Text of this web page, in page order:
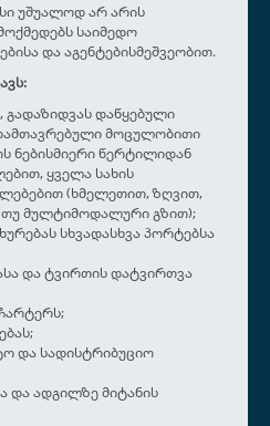
სი უშუალოდ არ არის
საიმედო
და აგენტებისმეშვეობით.
გადაზიდვას დაწყებული
მოცულობითი
ნებისმიერი წერტილიდან
ყველა სახის
(ხმელეთით, ზღვით,
თუ მულტიმოდალური გზით);
სხვადასხვა პორტებსა
და ტვირთის დატვირთვა
და სადისტრიბუციო
და ადგილზე მიტანის